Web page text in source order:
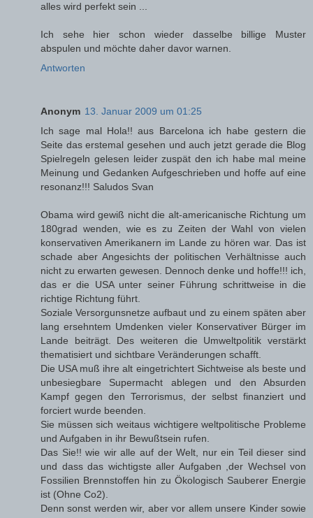
alles wird perfekt sein ...
Ich sehe hier schon wieder dasselbe billige Muster
abspulen und möchte daher davor warnen.
Antworten
Anonym 13. Januar 2009 um 01:25
Ich sage mal Hola!! aus Barcelona ich habe gestern die
Seite das erstemal gesehen und auch jetzt gerade die Blog
Spielregeln gelesen leider zuspät den ich habe mal meine
Meinung und Gedanken Aufgeschrieben und hoffe auf eine
resonanz!!! Saludos Svan
Obama wird gewiß nicht die alt-americanische Richtung um
180grad wenden, wie es zu Zeiten der Wahl von vielen
konservativen Amerikanern im Lande zu hören war. Das ist
schade aber Angesichts der politischen Verhältnisse auch
nicht zu erwarten gewesen. Dennoch denke und hoffe!!! ich,
das er die USA unter seiner Führung schrittweise in die
richtige Richtung führt.
Soziale Versorgunsnetze aufbaut und zu einem späten aber
lang ersehntem Umdenken vieler Konservativer Bürger im
Lande beiträgt. Des weiteren die Umweltpolitik verstärkt
thematisiert und sichtbare Veränderungen schafft.
Die USA muß ihre alt eingetrichtert Sichtweise als beste und
unbesiegbare Supermacht ablegen und den Absurden
Kampf gegen den Terrorismus, der selbst finanziert und
forciert wurde beenden.
Sie müssen sich weitaus wichtigere weltpolitische Probleme
und Aufgaben in ihr Bewußtsein rufen.
Das Sie!! wie wir alle auf der Welt, nur ein Teil dieser sind
und dass das wichtigste aller Aufgaben ,der Wechsel von
Fossilien Brennstoffen hin zu Ökologisch Sauberer Energie
ist (Ohne Co2).
Denn sonst werden wir, aber vor allem unsere Kinder sowie